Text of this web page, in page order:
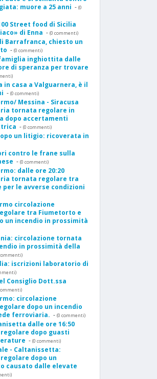
muore a 25 anni - (0
Street food di Sicilia
di Enna - (0 commenti)
Barrafranca, chiesto un
- (0 commenti)
inghiottita dalle
di speranza per trovare
casa a Valguarnera, è il
- (0 commenti)
Messina - Siracusa
tornata regolare in
dopo accertamenti
- (0 commenti)
un litigio: ricoverata in
contro le frane sulla
- (0 commenti)
dalle ore 20:20
tornata regolare tra
per le avverse condizioni
circolazione
tra Fiumetorto e
un incendio in prossimità
circolazione tornata
in prossimità della
iscrizioni laboratorio di
Consiglio Dott.ssa
circolazione
dopo un incendio
ferroviaria. - (0 commenti)
dalle ore 16:50
dopo guasti
- (0 commenti)
- Caltanissetta:
dopo un
causato dalle elevate